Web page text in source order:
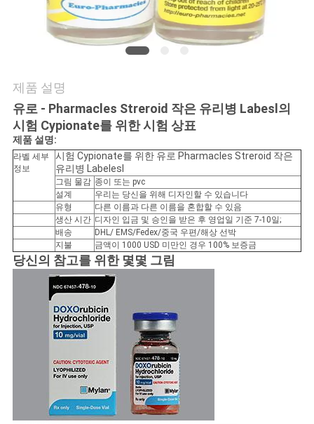
스
경
우
사
이
PRIVACY
POLICY
제품 설명
유로 - Pharmacles Streroid 작은 유리병 Labesl의
시험 Cypionate를 위한 시험 상표
제품 설명:
라벨 세부
정보
시험 Cypionate를 위한 유로 Pharmacles Streroid 작은
유리병 Labelesl
그림 물감 종이 또는 pvc
설계
우리는 당신을 위해 디자인할 수 있습니다
유형
다른 이름과 다른 이름을 혼합할 수 있음
생산 시간 디자인 입금 및 승인을 받은 후 영업일 기준 7-10일;
배송
DHL/ EMS/Fedex/중국 우편/해상 선박
지불
금액이 1000 USD 미만인 경우 100% 보증금
당신의 참고를 위한 몇몇 그림